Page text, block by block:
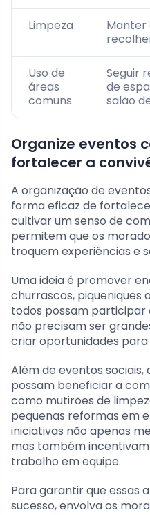
Limpeza
Manter
Uso de
áreas
comuns
Seguir
de
salão
Organize eventos
fortalecer a
A organização de
forma eficaz de
cultivar um senso de
permitem que os
troquem experiências e
Uma ideia é promover
churrascos, piqueniques
todos possam participar
não precisam ser
criar oportunidades
Além de eventos sociais,
possam beneficiar a
como mutirões de
pequenas reformas em
iniciativas não apenas
mas também
trabalho em equipe.
Para garantir que essas
sucesso, envolva os